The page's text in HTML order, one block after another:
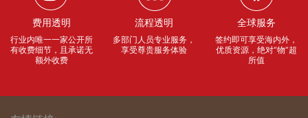
费用透明
行业内唯一一家公开所
有收费细节，且承诺无
额外收费
流程透明
多部门人员专业服务，
享受尊贵服务体验
全球服务
签约即可享受海内外，
优质资源，绝对“物”超
所值